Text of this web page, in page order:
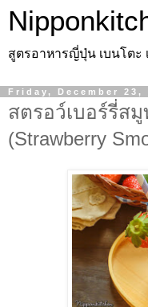
สูตรอาหารญี่ปุ่น เบนโตะ
Friday, December 23,
สตรอว์เบอร์รี่ส
(Strawberry